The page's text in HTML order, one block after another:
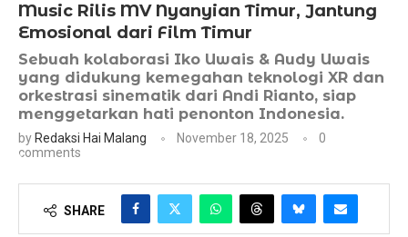
Music Rilis MV Nyanyian Timur, Jantung
Emosional dari Film Timur
Sebuah kolaborasi Iko Uwais & Audy Uwais
yang didukung kemegahan teknologi XR dan
orkestrasi sinematik dari Andi Rianto, siap
menggetarkan hati penonton Indonesia.
by Redaksi Hai Malang November 18, 2025
0
comments
SHARE